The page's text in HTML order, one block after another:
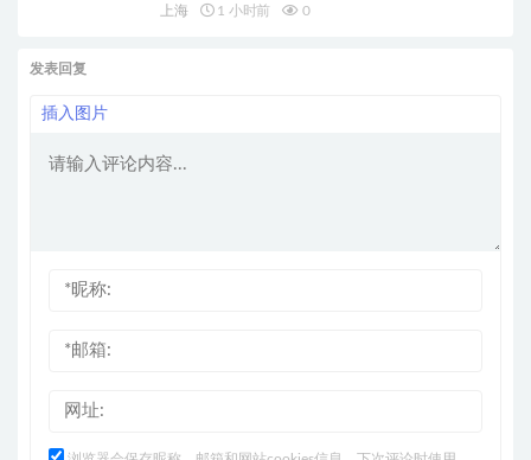
上海 1 小时前 0
发表回复
插入图片